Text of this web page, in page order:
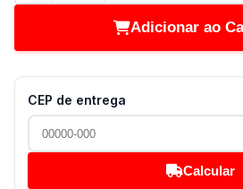
Adicionar ao
CEP de entrega
Calcular